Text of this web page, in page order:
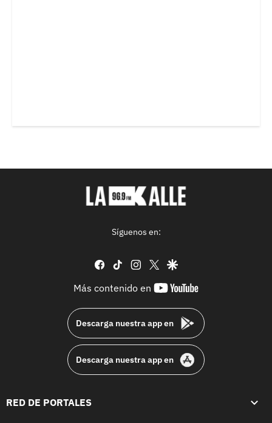
Síguenos en:
facebook
tiktok instagram
twittergoogle
Más contenido en
youtube-
Descarga nuestra app en
Descarga nuestra app en
RED DE PORTALES